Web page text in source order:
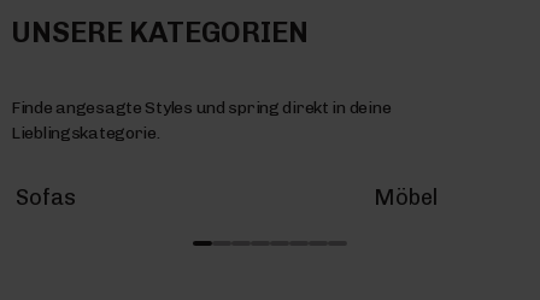
UNSERE KATEGORIEN
Finde angesagte Styles und spring direkt in deine
Lieblingskategorie.
Sofas Möbel